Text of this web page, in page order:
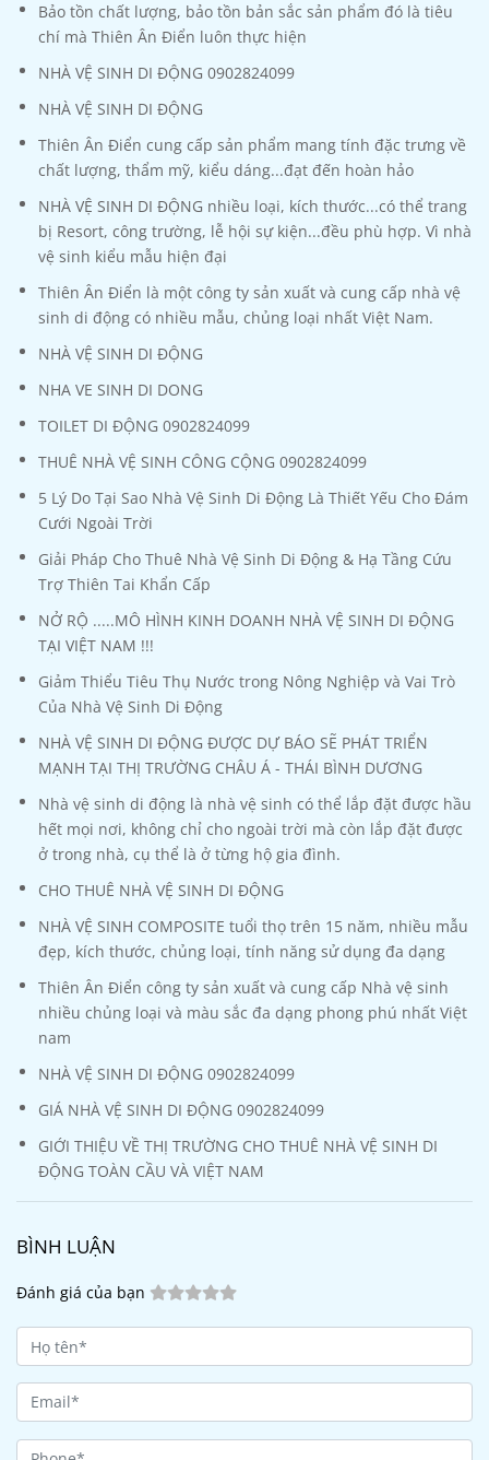
Bảo tồn chất lượng, bảo tồn bản sắc sản phẩm đó là tiêu
chí mà Thiên Ân Điển luôn thực hiện
NHÀ VỆ SINH DI ĐỘNG 0902824099
NHÀ VỆ SINH DI ĐỘNG
Thiên Ân Điển cung cấp sản phẩm mang tính đặc trưng về
chất lượng, thẩm mỹ, kiểu dáng...đạt đến hoàn hảo
NHÀ VỆ SINH DI ĐỘNG nhiều loại, kích thước...có thể trang
bị Resort, công trường, lễ hội sự kiện...đều phù hợp. Vì nhà
vệ sinh kiểu mẫu hiện đại
Thiên Ân Điển là một công ty sản xuất và cung cấp nhà vệ
sinh di động có nhiều mẫu, chủng loại nhất Việt Nam.
NHÀ VỆ SINH DI ĐỘNG
NHA VE SINH DI DONG
TOILET DI ĐỘNG 0902824099
THUÊ NHÀ VỆ SINH CÔNG CỘNG 0902824099
5 Lý Do Tại Sao Nhà Vệ Sinh Di Động Là Thiết Yếu Cho Đám
Cưới Ngoài Trời
Giải Pháp Cho Thuê Nhà Vệ Sinh Di Động & Hạ Tầng Cứu
Trợ Thiên Tai Khẩn Cấp
NỞ RỘ .....MÔ HÌNH KINH DOANH NHÀ VỆ SINH DI ĐỘNG
TẠI VIỆT NAM !!!
Giảm Thiểu Tiêu Thụ Nước trong Nông Nghiệp và Vai Trò
Của Nhà Vệ Sinh Di Động
NHÀ VỆ SINH DI ĐỘNG ĐƯỢC DỰ BÁO SẼ PHÁT TRIỂN
MẠNH TẠI THỊ TRƯỜNG CHÂU Á - THÁI BÌNH DƯƠNG
Nhà vệ sinh di động là nhà vệ sinh có thể lắp đặt được hầu
hết mọi nơi, không chỉ cho ngoài trời mà còn lắp đặt được
ở trong nhà, cụ thể là ở từng hộ gia đình.
CHO THUÊ NHÀ VỆ SINH DI ĐỘNG
NHÀ VỆ SINH COMPOSITE tuổi thọ trên 15 năm, nhiều mẫu
đẹp, kích thước, chủng loại, tính năng sử dụng đa dạng
Thiên Ân Điển công ty sản xuất và cung cấp Nhà vệ sinh
nhiều chủng loại và màu sắc đa dạng phong phú nhất Việt
nam
NHÀ VỆ SINH DI ĐỘNG 0902824099
GIÁ NHÀ VỆ SINH DI ĐỘNG 0902824099
GIỚI THIỆU VỀ THỊ TRƯỜNG CHO THUÊ NHÀ VỆ SINH DI
ĐỘNG TOÀN CẦU VÀ VIỆT NAM
BÌNH LUẬN
Đánh giá của bạn